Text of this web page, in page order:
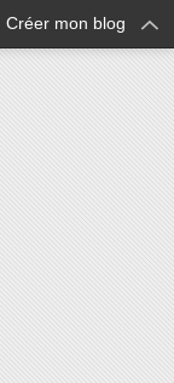
Créer mon blog